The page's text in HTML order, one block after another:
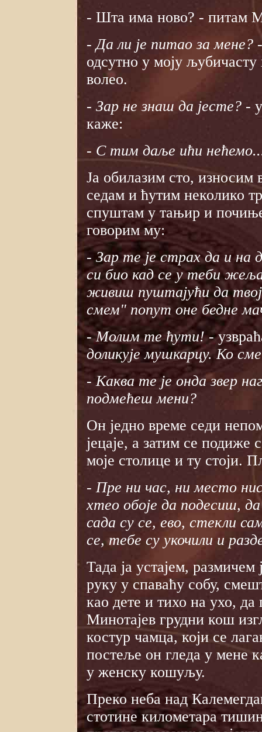
- Шта има ново? - питам
- Да ли је питао за мене?
одсутно у моју љубичасту
волео.
- Зар не знаш да јесте? -
каже:
- С тим даље ићи
Ја обилазим сто, износим
седам и ћутим неколико
спуштам у тањир и
говорим му:
- Зар те је страх да и на
си био кад се у теби
живиш пуштајући да
смем" попут оне бедне
- Молим те ћути!-
доликује мушкарцу. Ко
- Каква те је онда звер
подмећеш мени?
Он једно време седи
јецаје, а затим се подиже
моје столице и ту стоји.
- Пре ни час, ни место
хтео обоје да подесиш,
сада су се, ево, стекли
се, тебе су укочили и
Тада ја устајем, размичем
руку у спаваћу собу,
као дете и тихо на ухо,
Минотајев грудни кош
костур чамца, који се
постеље он гледа у мене
у женску кошуљу.
Преко неба над
стотине километара